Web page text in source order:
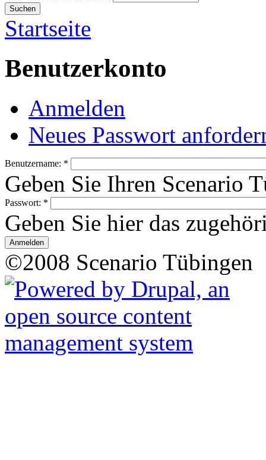
Startseite
Benutzerkonto
Anmelden
Neues Passwort
Benutzername: *
Geben Sie Ihren Scenario
Passwort: *
Geben Sie hier das
©2008 Scenario Tübingen